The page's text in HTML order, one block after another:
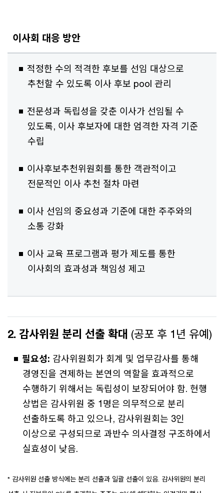
이사회 대응 방안
적정한 수의 적격한 후보를 선임 대상으로
추천할 수 있도록 이사 후보 pool 관리
전문성과 독립성을 갖춘 이사가 선임될 수
있도록, 이사 후보자에 대한 엄격한 자격 기준
수립
이사후보추천위원회를 통한 객관적이고
전문적인 이사 추천 절차 마련
이사 선임의 중요성과 기준에 대한 주주와의
소통 강화
이사 교육 프로그램과 평가 제도를 통한
이사회의 효과성과 책임성 제고
2. 감사위원 분리 선출 확대 (공포 후 1년 유예)
필요성: 감사위원회가 회계 및 업무감사를 통해
경영진을 견제하는 본연의 역할을 효과적으로
수행하기 위해서는 독립성이 보장되어야 함. 현행
상법은 감사위원 중 1명은 의무적으로 분리
선출하도록 하고 있으나, 감사위원회는 3인
이상으로 구성되므로 과반수 의사결정 구조하에서
실효성이 낮음.
* 감사위원 선출 방식에는 분리 선출과 일괄 선출이 있음. 감사위원의 분리